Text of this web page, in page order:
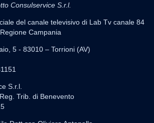
Consulservice S.r.l.
del canale televisivo di Lab Tv canale 84
Campania
5 - 83010 – Torrioni (AV)
S.r.l.
Trib. di Benevento